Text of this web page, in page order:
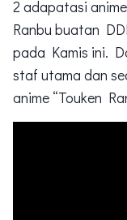
2 adapatasi
Ranbu buatan
pada Kamis ini.
staf utama dan
anime “Touken